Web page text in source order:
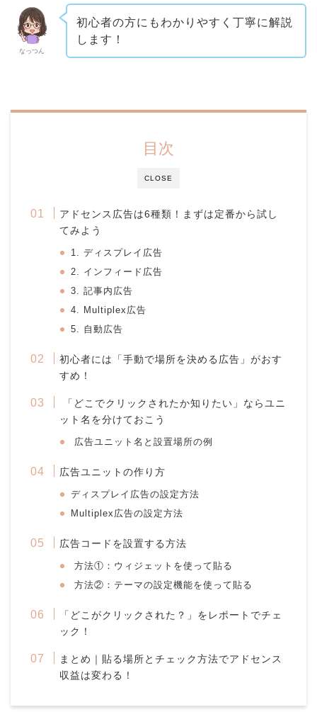
なっつん
初心者の方にもわかりやすく丁寧に解説
します！
CLOSE
目次
アドセンス広告は6種類！まずは定番から試し
てみよう
1. ディスプレイ広告
2. インフィード広告
3. 記事内広告
4. Multiplex広告
5. 自動広告
初心者には「手動で場所を決める広告」がおす
すめ！
「どこでクリックされたか知りたい」ならユニ
ット名を分けておこう
広告ユニット名と設置場所の例
広告ユニットの作り方
ディスプレイ広告の設定方法
Multiplex広告の設定方法
広告コードを設置する方法
方法①：ウィジェットを使って貼る
方法②：テーマの設定機能を使って貼る
「どこがクリックされた？」をレポートでチェ
ック！
まとめ｜貼る場所とチェック方法でアドセンス
収益は変わる！